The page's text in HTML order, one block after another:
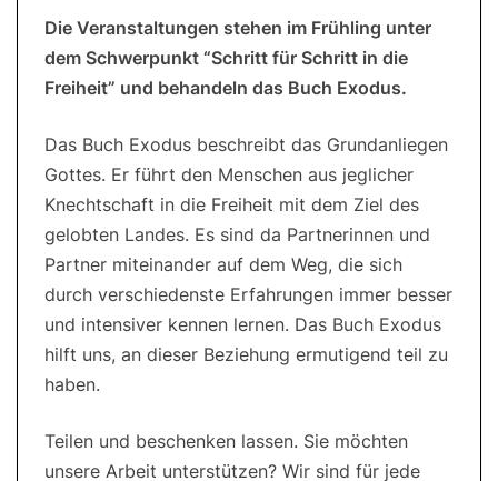
Die Veranstaltungen stehen im Frühling unter
dem Schwerpunkt “Schritt für Schritt in die
Freiheit” und behandeln das Buch Exodus.
Das Buch Exodus beschreibt das Grundanliegen
Gottes. Er führt den Menschen aus jeglicher
Knechtschaft in die Freiheit mit dem Ziel des
gelobten Landes. Es sind da Partnerinnen und
Partner miteinander auf dem Weg, die sich
durch verschiedenste Erfahrungen immer besser
und intensiver kennen lernen. Das Buch Exodus
hilft uns, an dieser Beziehung ermutigend teil zu
haben.
Teilen und beschenken lassen. Sie möchten
unsere Arbeit unterstützen? Wir sind für jede